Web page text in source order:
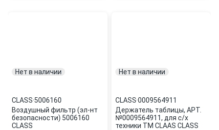
Нет в наличии
CLASS·5006160
Воздушный фильтр (эл-нт
безопасности) 5006160
CLASS
Нет в наличии
CLASS·0009564911
Держатель таблицы, АРТ.
№0009564911, для с/х
техники TM CLAAS CLASS